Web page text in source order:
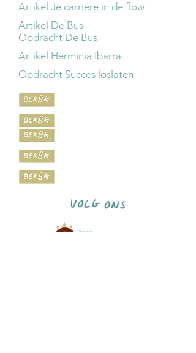
Artikel Je carrière in de flow
Artikel De Bus
Opdracht De Bus
Artikel Herminia Ibarra
Opdracht Succes loslaten